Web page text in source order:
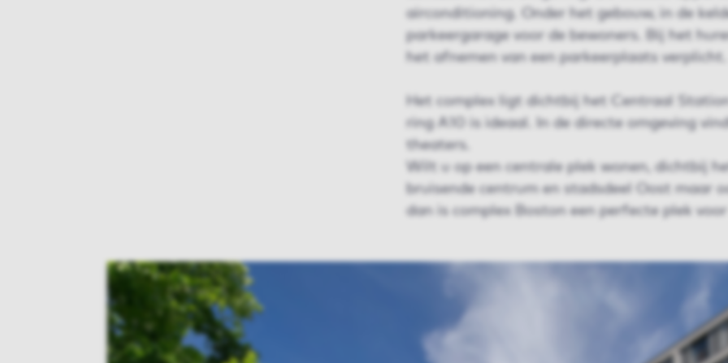
airconditioning. Onder het gebouw, in de
parkeergarage voor de bewoners. Bij het
het afnemen van een parkeerplaats verplicht.
Het complex ligt dichtbij het Centraal
ring A10 is ideaal. In de directe omgeving
theaters.
Wilt u op een centrale plek wonen, dichtbij
bruisende centrum en stadsdeel Oost maar
dan is complex Boston een perfecte plek voor